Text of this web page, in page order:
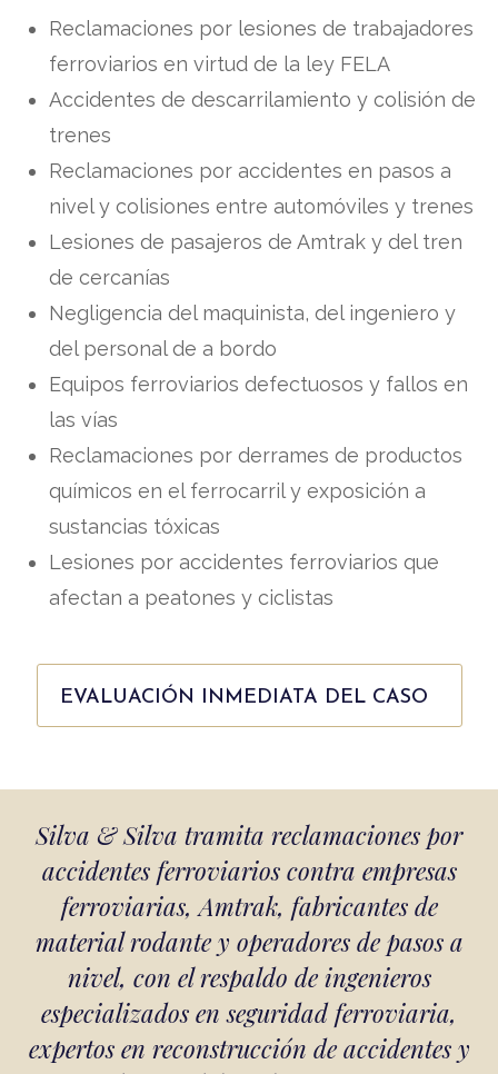
Reclamaciones por lesiones de trabajadores
ferroviarios en virtud de la ley FELA
Accidentes de descarrilamiento y colisión de
trenes
Reclamaciones por accidentes en pasos a
nivel y colisiones entre automóviles y trenes
Lesiones de pasajeros de Amtrak y del tren
de cercanías
Negligencia del maquinista, del ingeniero y
del personal de a bordo
Equipos ferroviarios defectuosos y fallos en
las vías
Reclamaciones por derrames de productos
químicos en el ferrocarril y exposición a
sustancias tóxicas
Lesiones por accidentes ferroviarios que
afectan a peatones y ciclistas
EVALUACIÓN INMEDIATA DEL CASO
Silva & Silva tramita reclamaciones por
accidentes ferroviarios contra empresas
ferroviarias, Amtrak, fabricantes de
material rodante y operadores de pasos a
nivel, con el respaldo de ingenieros
especializados en seguridad ferroviaria,
expertos en reconstrucción de accidentes y